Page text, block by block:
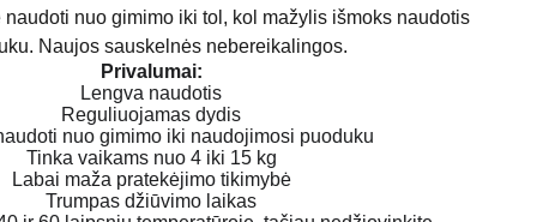
nuo gimimo iki tol, kol mažylis išmoks naudotis
Naujos sauskelnės nebereikalingos.
Privalumai:
Lengva naudotis
Reguliuojamas dydis
nuo gimimo iki naudojimosi puoduku
Tinka vaikams nuo 4 iki 15 kg
Labai maža pratekėjimo tikimybė
Trumpas džiūvimo laikas